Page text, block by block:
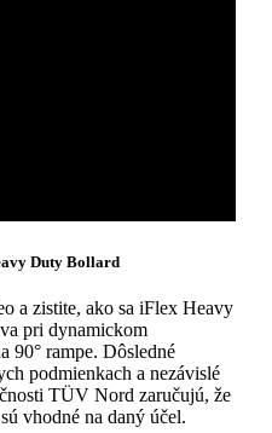
Duty Bollard
a zistite, ako sa iFlex Heavy
pri dynamickom
90° rampe. Dôsledné
podmienkach a nezávislé
TÜV Nord zaručujú, že
vhodné na daný účel.